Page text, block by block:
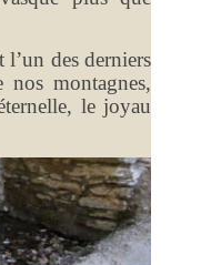
des derniers
nos montagnes,
le joyau